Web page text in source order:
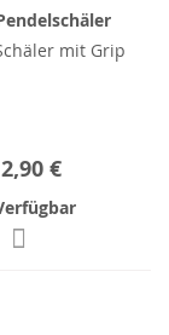
mit Grip
€